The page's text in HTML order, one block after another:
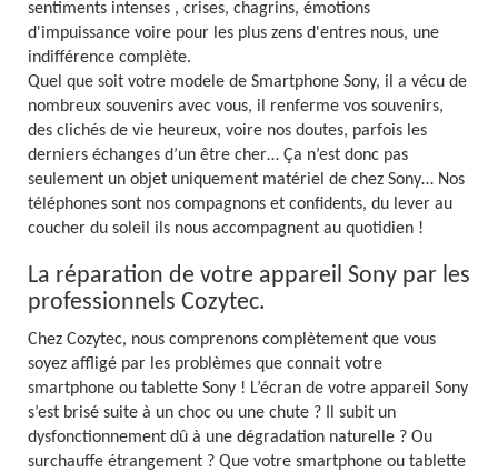
sentiments intenses , crises, chagrins, émotions
d'impuissance voire pour les plus zens d'entres nous, une
indifférence complète.
Quel que soit votre modele de Smartphone Sony, il a vécu de
nombreux souvenirs avec vous, il renferme vos souvenirs,
des clichés de vie heureux, voire nos doutes, parfois les
derniers échanges d’un être cher… Ça n’est donc pas
seulement un objet uniquement matériel de chez Sony… Nos
téléphones sont nos compagnons et confidents, du lever au
coucher du soleil ils nous accompagnent au quotidien !
La réparation de votre appareil Sony par les
professionnels Cozytec.
Chez Cozytec, nous comprenons complètement que vous
soyez affligé par les problèmes que connait votre
smartphone ou tablette Sony ! L’écran de votre appareil Sony
s’est brisé suite à un choc ou une chute ? Il subit un
dysfonctionnement dû à une dégradation naturelle ? Ou
surchauffe étrangement ? Que votre smartphone ou tablette